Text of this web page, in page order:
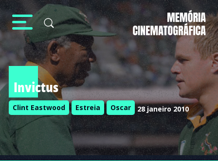
Invictus
Clint Eastwood Estreia Oscar 28 janeiro 2010